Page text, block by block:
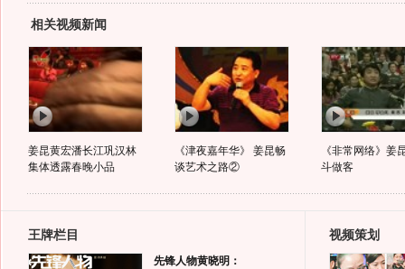
相关视频新闻
姜昆黄宏潘长江巩汉林
集体透露春晚小品
《津夜嘉年华》 姜昆畅
谈艺术之路②
《非常网络》姜
斗做客
王牌栏目
先锋人物黄晓明：
视频策划